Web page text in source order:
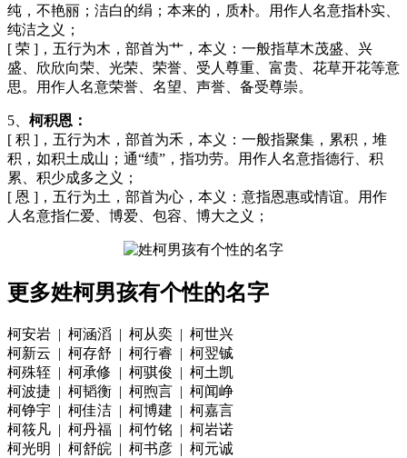
纯，不艳丽；洁白的绢；本来的，质朴。用作人名意指朴实、
纯洁之义；
[ 荣 ]，五行为木，部首为艹，本义：一般指草木茂盛、兴
盛、欣欣向荣、光荣、荣誉、受人尊重、富贵、花草开花等意
思。用作人名意荣誉、名望、声誉、备受尊崇。
5、 柯积恩：
[ 积 ]，五行为木，部首为禾，本义：一般指聚集，累积，堆
积，如积土成山；通“绩”，指功劳。用作人名意指德行、积
累、积少成多之义；
[ 恩 ]，五行为土，部首为心，本义：意指恩惠或情谊。用作
人名意指仁爱、博爱、包容、博大之义；
更多姓柯男孩有个性的名字
柯安岩 | 柯涵滔 | 柯从奕 | 柯世兴
柯新云 | 柯存舒 | 柯行睿 | 柯翌铖
柯殊轾 | 柯承修 | 柯骐俊 | 柯土凯
柯波捷 | 柯韬衡 | 柯煦言 | 柯闻峥
柯铮宇 | 柯佳洁 | 柯博建 | 柯嘉言
柯筱凡 | 柯丹福 | 柯竹铭 | 柯岩诺
柯光明 | 柯舒皖 | 柯书彦 | 柯元诚